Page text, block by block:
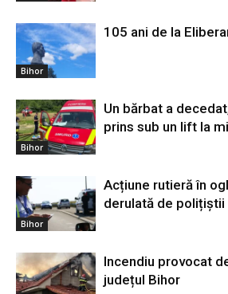
Bihor
105 ani de la
Bihor
Un bărbat a
prins sub un lift la
Bihor
Acțiune rutieră în
derulată de polițiștii
Incendiu provocat
județul Bihor